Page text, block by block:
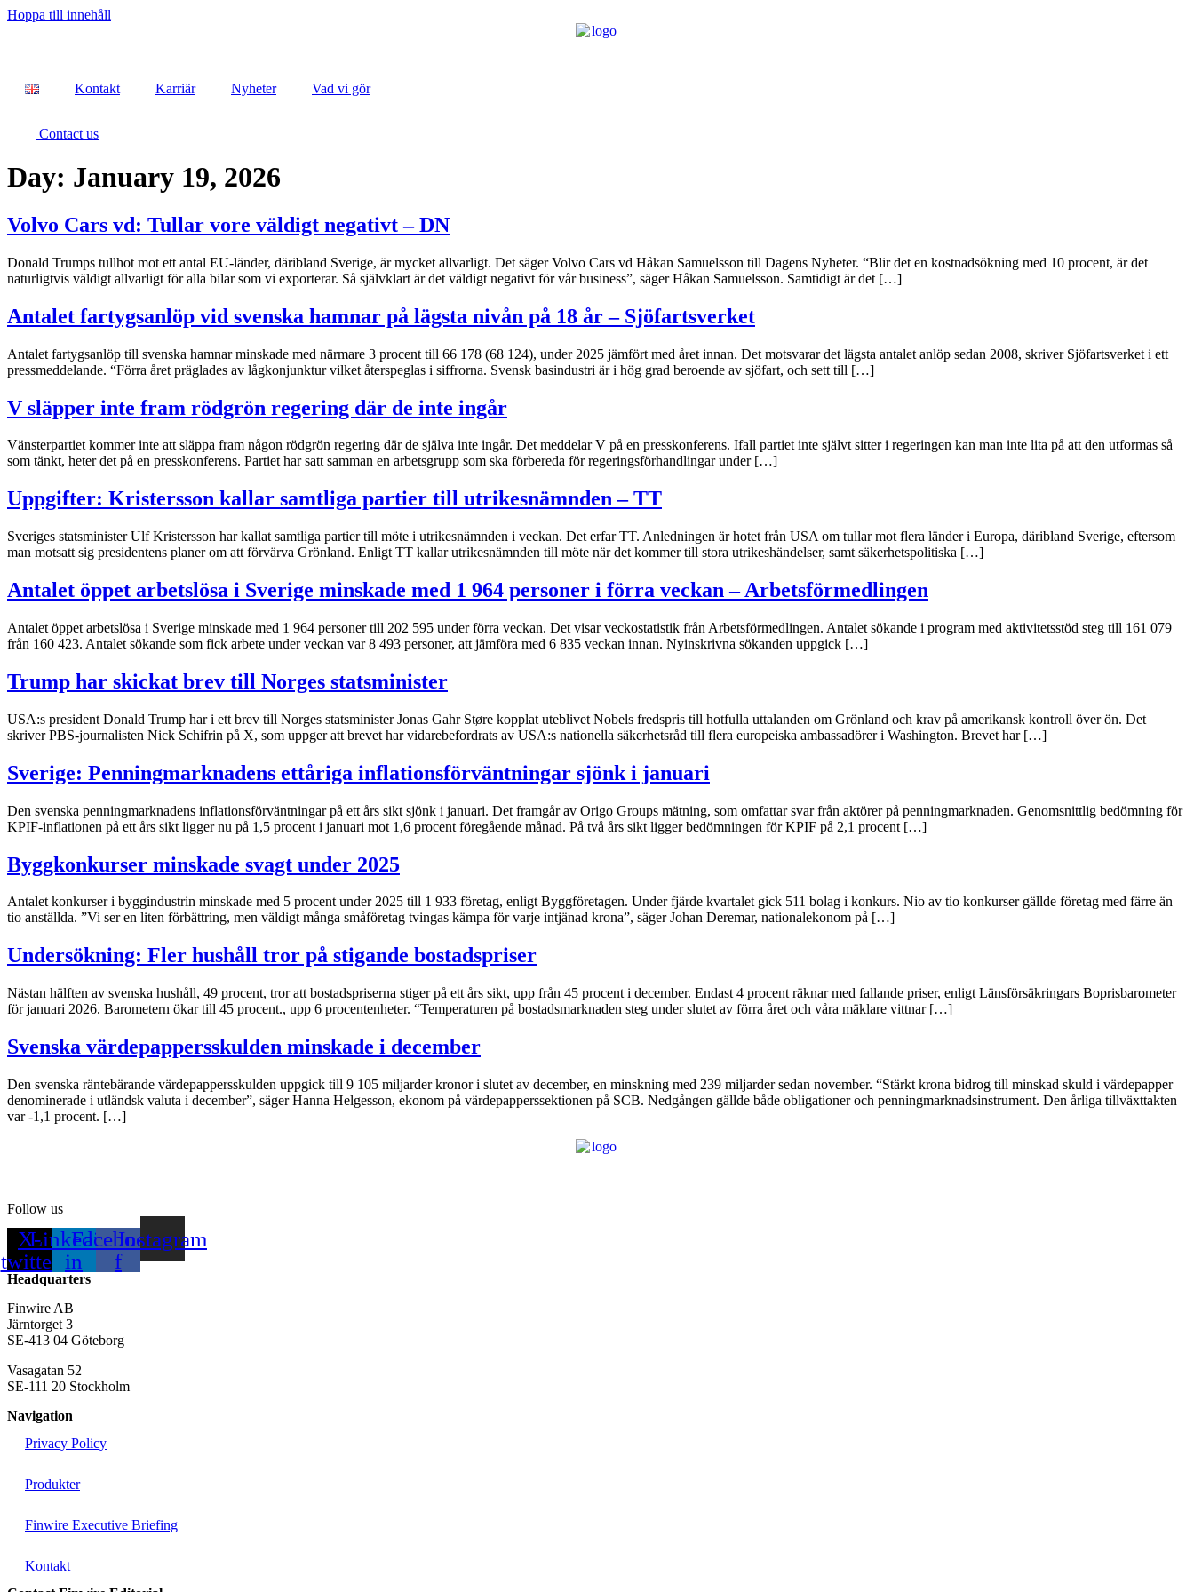
Hoppa till innehåll
Kontakt Karriär Nyheter Vad vi gör
Contact us
Day: January 19, 2026
Volvo Cars vd: Tullar vore väldigt negativt – DN
Donald Trumps tullhot mot ett antal EU-länder, däribland Sverige, är mycket allvarligt. Det säger Volvo Cars vd Håkan Samuelsson till Dagens Nyheter. “Blir det en kostnadsökning med 10 procent, är det
naturligtvis väldigt allvarligt för alla bilar som vi exporterar. Så självklart är det väldigt negativt för vår business”, säger Håkan Samuelsson. Samtidigt är det […]
Antalet fartygsanlöp vid svenska hamnar på lägsta nivån på 18 år – Sjöfartsverket
Antalet fartygsanlöp till svenska hamnar minskade med närmare 3 procent till 66 178 (68 124), under 2025 jämfört med året innan. Det motsvarar det lägsta antalet anlöp sedan 2008, skriver Sjöfartsverket i ett
pressmeddelande. “Förra året präglades av lågkonjunktur vilket återspeglas i siffrorna. Svensk basindustri är i hög grad beroende av sjöfart, och sett till […]
V släpper inte fram rödgrön regering där de inte ingår
Vänsterpartiet kommer inte att släppa fram någon rödgrön regering där de själva inte ingår. Det meddelar V på en presskonferens. Ifall partiet inte självt sitter i regeringen kan man inte lita på att den utformas så
som tänkt, heter det på en presskonferens. Partiet har satt samman en arbetsgrupp som ska förbereda för regeringsförhandlingar under […]
Uppgifter: Kristersson kallar samtliga partier till utrikesnämnden – TT
Sveriges statsminister Ulf Kristersson har kallat samtliga partier till möte i utrikesnämnden i veckan. Det erfar TT. Anledningen är hotet från USA om tullar mot flera länder i Europa, däribland Sverige, eftersom
man motsatt sig presidentens planer om att förvärva Grönland. Enligt TT kallar utrikesnämnden till möte när det kommer till stora utrikeshändelser, samt säkerhetspolitiska […]
Antalet öppet arbetslösa i Sverige minskade med 1 964 personer i förra veckan – Arbetsförmedlingen
Antalet öppet arbetslösa i Sverige minskade med 1 964 personer till 202 595 under förra veckan. Det visar veckostatistik från Arbetsförmedlingen. Antalet sökande i program med aktivitetsstöd steg till 161 079
från 160 423. Antalet sökande som fick arbete under veckan var 8 493 personer, att jämföra med 6 835 veckan innan. Nyinskrivna sökanden uppgick […]
Trump har skickat brev till Norges statsminister
USA:s president Donald Trump har i ett brev till Norges statsminister Jonas Gahr Støre kopplat uteblivet Nobels fredspris till hotfulla uttalanden om Grönland och krav på amerikansk kontroll över ön. Det
skriver PBS-journalisten Nick Schifrin på X, som uppger att brevet har vidarebefordrats av USA:s nationella säkerhetsråd till flera europeiska ambassadörer i Washington. Brevet har […]
Sverige: Penningmarknadens ettåriga inflationsförväntningar sjönk i januari
Den svenska penningmarknadens inflationsförväntningar på ett års sikt sjönk i januari. Det framgår av Origo Groups mätning, som omfattar svar från aktörer på penningmarknaden. Genomsnittlig bedömning för
KPIF-inflationen på ett års sikt ligger nu på 1,5 procent i januari mot 1,6 procent föregående månad. På två års sikt ligger bedömningen för KPIF på 2,1 procent […]
Byggkonkurser minskade svagt under 2025
Antalet konkurser i byggindustrin minskade med 5 procent under 2025 till 1 933 företag, enligt Byggföretagen. Under fjärde kvartalet gick 511 bolag i konkurs. Nio av tio konkurser gällde företag med färre än
tio anställda. ”Vi ser en liten förbättring, men väldigt många småföretag tvingas kämpa för varje intjänad krona”, säger Johan Deremar, nationalekonom på […]
Undersökning: Fler hushåll tror på stigande bostadspriser
Nästan hälften av svenska hushåll, 49 procent, tror att bostadspriserna stiger på ett års sikt, upp från 45 procent i december. Endast 4 procent räknar med fallande priser, enligt Länsförsäkringars Boprisbarometer
för januari 2026. Barometern ökar till 45 procent., upp 6 procentenheter. “Temperaturen på bostadsmarknaden steg under slutet av förra året och våra mäklare vittnar […]
Svenska värdepappersskulden minskade i december
Den svenska räntebärande värdepappersskulden uppgick till 9 105 miljarder kronor i slutet av december, en minskning med 239 miljarder sedan november. “Stärkt krona bidrog till minskad skuld i värdepapper
denominerade i utländsk valuta i december”, säger Hanna Helgesson, ekonom på värdepapperssektionen på SCB. Nedgången gällde både obligationer och penningmarknadsinstrument. Den årliga tillväxttakten
var -1,1 procent. […]
Follow us
X-
twitter
Linkedin-
in
Facebook-
f
Instagram
Headquarters
Finwire AB
Järntorget 3
SE-413 04 Göteborg
Vasagatan 52
SE-111 20 Stockholm
Navigation
Privacy Policy
Produkter
Finwire Executive Briefing
Kontakt